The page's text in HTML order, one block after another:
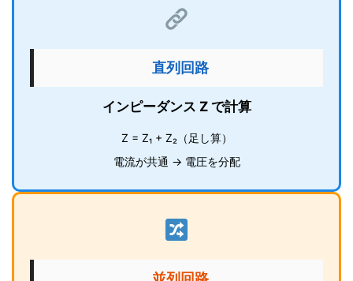
直列回路
インピーダンス Z で計算
Z = Z₁ + Z₂（足し算）
電流が共通 → 電圧を分配